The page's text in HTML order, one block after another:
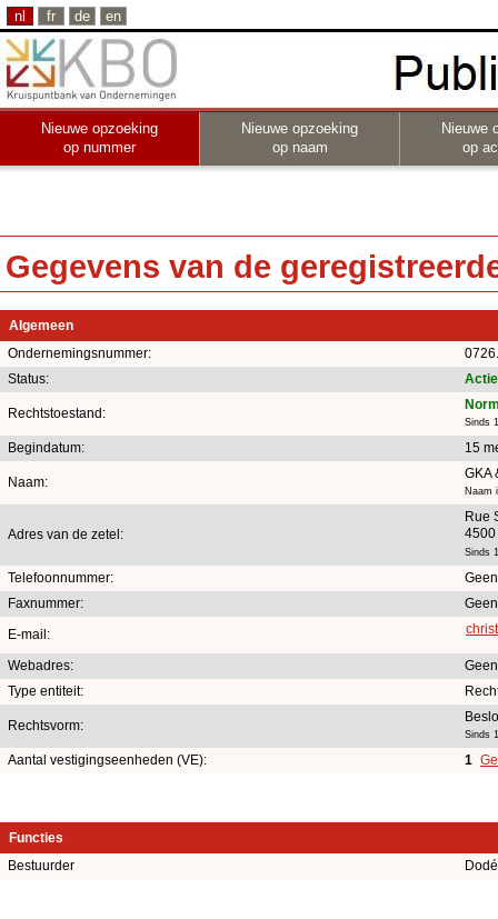
nl fr de en
Nieuwe opzoeking
op nummer
Nieuwe opzoeking
op naam
Nieuwe
op
Gegevens van de
Algemeen
Ondernemingsnummer:
Status:
Rechtstoestand:
Sinds
Begindatum: 15
Naam:
GKA
Naam
Adres van de zetel:
Rue
4500
Sinds
Telefoonnummer:
Faxnummer:
E-mail:
Webadres:
Type entiteit:
Rechtsvorm:
Sinds
Aantal vestigingseenheden (VE): 1
Functies
Bestuurder